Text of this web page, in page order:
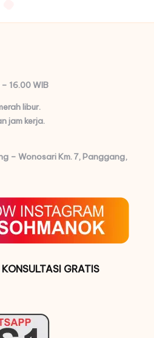
16.00 WIB
libur.
jam kerja.
– Wonosari Km. 7,Panggang,
GRATIS